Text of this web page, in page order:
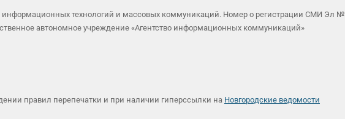
информационных технологий и массовых коммуникаций. Номер о регистрации СМИ Эл №
автономное учреждение «Агентство информационных коммуникаций»
правил перепечатки и при наличии гиперссылки на Новгородские ведомости